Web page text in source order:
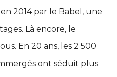
2014 par le Babel, une
Là encore, le
En 20 ans, les 2 500
ont séduit plus